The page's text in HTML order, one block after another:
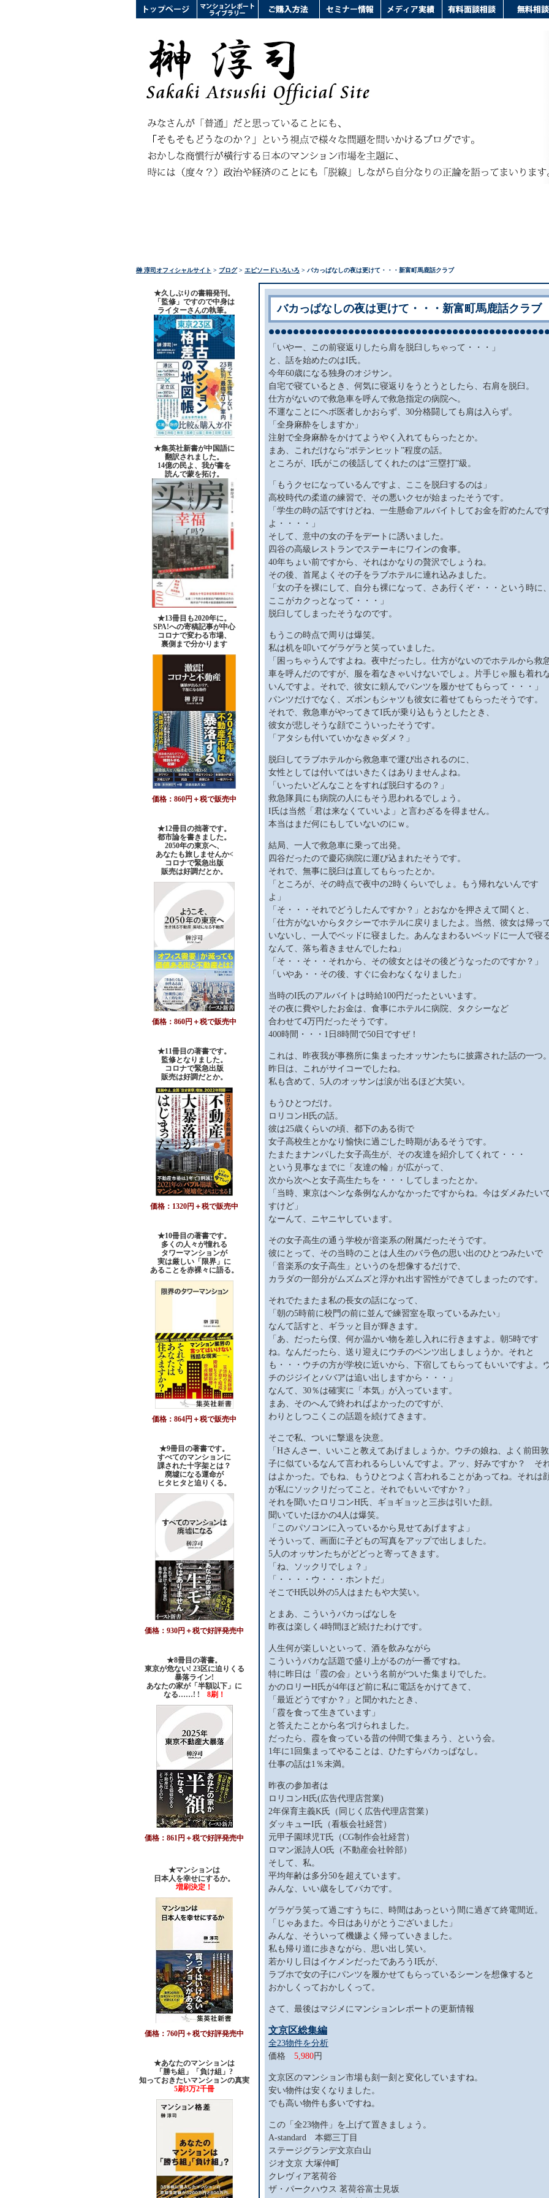
榊 淳司オフィシャルサイト > ブログ> エピソードいろいろ > バカっぱなしの夜は更けて・・・新富町馬鹿話クラブ
★久しぶりの書籍発刊。
「監修」ですので中身は
ライターさんの執筆。
★集英社新書が中国語に
翻訳されました。
14億の民よ、我が書を
読んで蒙を拓け。
★13冊目も2020年に。
SPA!への寄稿記事が中心
コロナで変わる市場、
裏側まで分かります
価格：860円＋税で販売中
★12冊目の拙著です。
都市論を書きました。
2050年の東京へ、
あなたも旅しませんか<
コロナで緊急出版
販売は好調だとか。
価格：860円＋税で販売中
★11冊目の著書です。
監修となりました。
コロナで緊急出版
販売は好調だとか。
価格：1320円＋税で販売中
★10冊目の著書です。
多くの人々が憧れる
タワーマンションが
実は厳しい「限界」に
あることを赤裸々に語る。
価格：864円＋税で販売中
★9冊目の著書です。
すべてのマンションに
課された十字架とは？
廃墟になる運命が
ヒタヒタと迫りくる。
価格：930円＋税で好評発売中
★8冊目の著書。
東京が危ない! 23区に迫りくる
暴落ライン!
あなたの家が「半額以下」に
なる……! ! 8刷！
価格：861円＋税で好評発売中
★マンションは
日本人を幸せにするか。
増刷決定！
価格：760円＋税で好評発売中
★あなたのマンションは
「勝ち組」「負け組」?
知っておきたいマンションの真実
5刷3万2千冊
バカっぱなしの夜は更けて・・・新富町馬鹿話クラブ
「いやー、この前寝返りしたら肩を脱臼しちゃって・・・」
と、話を始めたのはI氏。
今年60歳になる独身のオジサン。
自宅で寝ているとき、何気に寝返りをうとうとしたら、右肩を脱臼。
仕方がないので救急車を呼んで救急指定の病院へ。
不運なことにヘボ医者しかおらず、30分格闘しても肩は入らず。
「全身麻酔をしますか」
注射で全身麻酔をかけてようやく入れてもらったとか。
まあ、これだけなら“ポテンヒット”程度の話。
ところが、I氏がこの後話してくれたのは“三塁打”級。
「もうクセになっているんですよ、ここを脱臼するのは」
高校時代の柔道の練習で、その悪いクセが始まったそうです。
「学生の時の話ですけどね、一生懸命アルバイトしてお金を貯めたんで
よ・・・・」
そして、意中の女の子をデートに誘いました。
四谷の高級レストランでステーキにワインの食事。
40年ちょい前ですから、それはかなりの贅沢でしょうね。
その後、首尾よくその子をラブホテルに連れ込みました。
「女の子を裸にして、自分も裸になって、さあ行くぞ・・・という時に
ここがカクっとなって・・・」
脱臼してしまったそうなのです。
もうこの時点で周りは爆笑。
私は机を叩いてゲラゲラと笑っていました。
「困っちゃうんですよね。夜中だったし。仕方がないのでホテルから救
車を呼んだのですが、服を着なきゃいけないでしょ。片手じゃ服も着れ
いんですよ。それで、彼女に頼んでパンツを履かせてもらって・・・」
パンツだけでなく、ズボンもシャツも彼女に着せてもらったそうです。
それで、救急車がやってきてI氏が乗り込もうとしたとき、
彼女が悲しそうな顔でこういったそうです。
「アタシも付いていかなきゃダメ？」
脱臼してラブホテルから救急車で運び出されるのに、
女性としては付いてはいきたくはありませんよね。
「いったいどんなことをすれば脱臼するの？」
救急隊員にも病院の人にもそう思われるでしょう。
I氏は当然「君は来なくていいよ」と言わざるを得ません。
本当はまだ何にもしていないのにｗ。
結局、一人で救急車に乗って出発。
四谷だったので慶応病院に運び込まれたそうです。
それで、無事に脱臼は直してもらったとか。
「ところが、その時点で夜中の2時くらいでしょ。もう帰れないんです
よ」
「そ・・・それでどうしたんですか？」とおなかを押さえて聞くと、
「仕方がないからタクシーでホテルに戻りましたよ。当然、彼女は帰っ
いないし、一人でベッドに寝ました。あんなまわるいベッドに一人で寝
なんて、落ち着きませんでしたね」
「そ・・そ・・それから、その彼女とはその後どうなったのですか？」
「いやあ・・その後、すぐに会わなくなりました」
当時のI氏のアルバイトは時給100円だったといいます。
その夜に費やしたお金は、食事にホテルに病院、タクシーなど
合わせて4万円だったそうです。
400時間・・・1日8時間で50日ですぜ！
これは、昨夜我が事務所に集まったオッサンたちに披露された話の一つ
昨日は、これがサイコーでしたね。
私も含めて、5人のオッサンは涙が出るほど大笑い。
もうひとつだけ。
ロリコンH氏の話。
彼は25歳くらいの頃、都下のある街で
女子高校生とかなり愉快に過ごした時期があるそうです。
たまたまナンパした女子高生が、その友達を紹介してくれて・・・
という見事なまでに「友達の輪」が広がって、
次から次へと女子高生たちを・・・してしまったとか。
「当時、東京はヘンな条例なんかなかったですからね。今はダメみたい
すけど」
なーんて、ニヤニヤしています。
その女子高生の通う学校が音楽系の附属だったそうです。
彼にとって、その当時のことは人生のバラ色の思い出のひとつみたいで
「音楽系の女子高生」というのを想像するだけで、
カラダの一部分がムズムズと浮かれ出す習性ができてしまったのです。
それでたまたま私の長女の話になって、
「朝の5時前に校門の前に並んで練習室を取っているみたい」
なんて話すと、ギラッと目が輝きます。
「あ、だったら僕、何か温かい物を差し入れに行きますよ。朝5時です
ね。なんだったら、送り迎えにウチのベンツ出しましょうか。それと
も・・・ウチの方が学校に近いから、下宿してもらってもいいですよ。
チのジジイとババアは追い出しますから・・・」
なんて、30％は確実に「本気」が入っています。
まあ、そのへんで終わればよかったのですが、
わりとしつこくこの話題を続けてきます。
そこで私、ついに撃退を決意。
「Hさんさー、いいこと教えてあげましょうか。ウチの娘ね、よく前田敦
子に似ているなんて言われるらしいんですよ。アッ、好みですか？ そ
はよかった。でもね、もうひとつよく言われることがあってね。それは
が私にソックリだってこと。それでもいいですか？」
それを聞いたロリコンH氏、ギョギョッと三歩は引いた顔。
聞いていたほかの4人は爆笑。
「このパソコンに入っているから見せてあげますよ」
そういって、画面に子どもの写真をアップで出しました。
5人のオッサンたちがどどっと寄ってきます。
「ね、ソックリでしょ？」
「・・・・ウ・・・ホントだ」
そこでH氏以外の5人はまたもや大笑い。
とまあ、こういうバカっぱなしを
昨夜は楽しく4時間ほど続けたわけです。
人生何が楽しいといって、酒を飲みながら
こういうバカな話題で盛り上がるのが一番ですね。
特に昨日は「霞の会」という名前がついた集まりでした。
かのロリーH氏が4年ほど前に私に電話をかけてきて、
「最近どうですか？」と聞かれたとき、
「霞を食って生きています」
と答えたことから名づけられました。
だったら、霞を食っている昔の仲間で集まろう、という会。
1年に1回集まってやることは、ひたすらバカっぱなし。
仕事の話は1％未満。
昨夜の参加者は
ロリコンH氏(広告代理店営業)
2年保育主義K氏（同じく広告代理店営業）
ダッキューI氏（看板会社経営）
元甲子園球児T氏（CG制作会社経営）
ロマン派詩人O氏（不動産会社幹部）
そして、私。
平均年齢は多分50を超えています。
みんな、いい歳をしてバカです。
ゲラゲラ笑って過ごすうちに、時間はあっという間に過ぎて終電間近。
「じゃあまた。今日はありがとうございました」
みんな、そういって機嫌よく帰っていきました。
私も帰り道に歩きながら、思い出し笑い。
若かりし日はイケメンだったであろうI氏が、
ラブホで女の子にパンツを履かせてもらっているシーンを想像すると
おかしくっておかしくって。
さて、最後はマジメにマンションレポートの更新情報
文京区総集編
全23物件を分析
価格 5,980円
文京区のマンション市場も刻一刻と変化していますね。
安い物件は安くなりました。
でも高い物件も多いですね。
この「全23物件」を上げて置きましょう。
A-standard 本郷三丁目
ステージグランデ文京白山
ジオ文京 大塚仲町
クレヴィア茗荷谷
ザ・パークハウス 茗荷谷富士見坂